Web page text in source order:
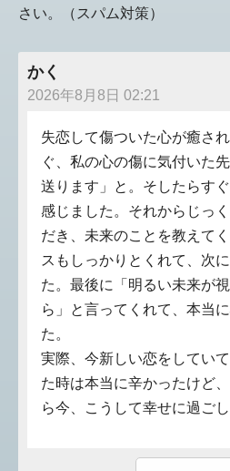
さい。（スパム対策）
かく
2026年8月8日 02:21
失恋して傷ついた心が癒さ
ぐ、私の心の傷に気付いた
送ります」と。そしたらす
感じました。それからじっ
だき、未来のことを教えて
スもしっかりとくれて、次
た。最後に「明るい未来が
ら」と言ってくれて、本当
た。
実際、今新しい恋をしてい
た時は本当に辛かったけど
ら今、こうして幸せに過ごし